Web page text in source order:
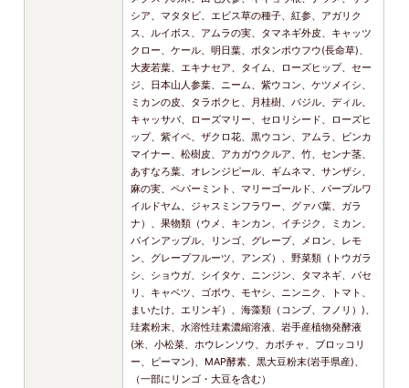
シア、マタタビ、エビス草の種子、紅参、アガリク
ス、ルイボス、アムラの実、タマネギ外皮、キャッツ
クロー、ケール、明日葉、ボタンボウフウ(長命草)、
大麦若葉、エキナセア、タイム、ローズヒップ、セー
ジ、日本山人参葉、ニーム、紫ウコン、ケツメイシ、
ミカンの皮、タラボクヒ、月桂樹、バジル、ディル、
キャッサバ、ローズマリー、セロリシード、ローズヒ
ップ、紫イペ、ザクロ花、黒ウコン、アムラ、ビンカ
マイナー、松樹皮、アカガウクルア、竹、センナ茎、
あすなろ葉、オレンジピール、ギムネマ、サンザシ、
麻の実、ペパーミント、マリーゴールド、パープルワ
イルドヤム、ジャスミンフラワー、グァバ葉、ガラ
ナ）、果物類（ウメ、キンカン、イチジク、ミカン、
パインアップル、リンゴ、グレープ、メロン、レモ
ン、グレープフルーツ、アンズ）、野菜類（トウガラ
シ、ショウガ、シイタケ、ニンジン、タマネギ、パセ
リ、キャベツ、ゴボウ、モヤシ、ニンニク、トマト、
まいたけ、エリンギ）、海藻類（コンブ、フノリ）)、
珪素粉末、水溶性珪素濃縮溶液、岩手産植物発酵液
(米、小松菜、ホウレンソウ、カボチャ、ブロッコリ
ー、ピーマン)、MAP酵素、黒大豆粉末(岩手県産)、
（一部にリンゴ・大豆を含む）